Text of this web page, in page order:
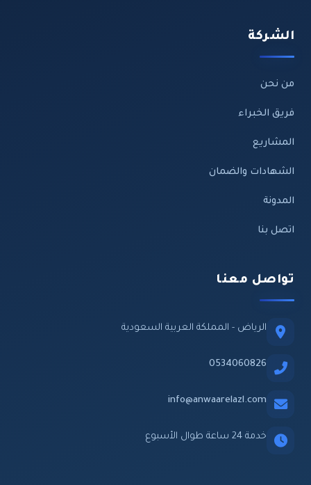
الشركة
من نحن
فريق الخبراء
المشاريع
الشهادات والضمان
المدونة
اتصل بنا
تواصل معنا
الرياض - المملكة العربية السعودية
0534060826
info@anwaarelazl.com
خدمة 24 ساعة طوال الأسبوع